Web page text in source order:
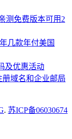
测免费版本可用2
几款年付美国
及优惠活动
册域名和企业邮局
. 苏ICP备06030674